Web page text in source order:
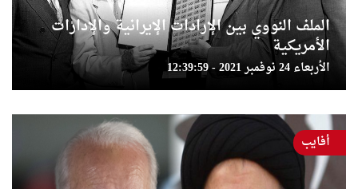
الملف النووي بين الإرادات الإيرانية والإدارات
الأمريكية
الأربعاء 24 نوفمبر 2021 - 12:39:59
أفايب